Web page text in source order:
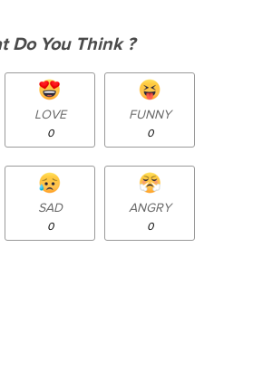
Do You Think ?
LOVE
0
FUNNY
0
SAD
0
ANGRY
0